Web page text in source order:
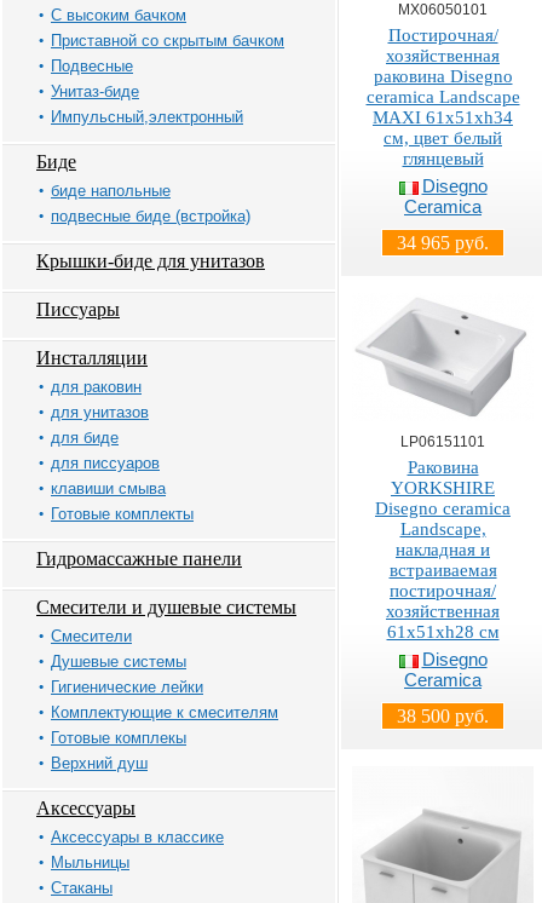
С высоким бачком
Приставной со скрытым бачком
Подвесные
Унитаз-биде
Импульсный,электронный
Биде
биде напольные
подвесные биде (встройка)
Крышки-биде для унитазов
Писсуары
Инсталляции
для раковин
для унитазов
для биде
для писсуаров
клавиши смыва
Готовые комплекты
Гидромассажные панели
Смесители и душевые системы
Смесители
Душевые системы
Гигиенические лейки
Комплектующие к смесителям
Готовые комплекы
Верхний душ
Аксессуары
Аксессуары в классике
Мыльницы
Стаканы
MX06050101
Постирочная/
хозяйственная
раковина Disegno
ceramica Landscape
MAXI 61х51хh34
см, цвет белый
глянцевый
Disegno
Ceramica
34 965 руб.
LP06151101
Раковина
YORKSHIRE
Disegno ceramica
Landscape,
накладная и
встраиваемая
постирочная/
хозяйственная
61х51хh28 см
Disegno
Ceramica
38 500 руб.